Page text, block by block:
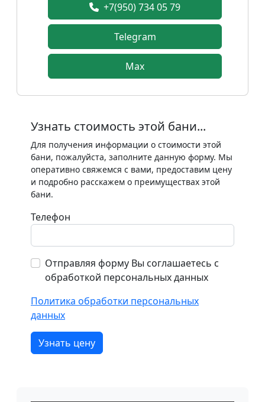
+7(950) 734 05 79
Telegram
Max
Узнать стоимость этой бани...
Для получения информации о стоимости этой
бани, пожалуйста, заполните данную форму. Мы
оперативно свяжемся с вами, предоставим цену
и подробно расскажем о преимуществах этой
бани.
Телефон
Отправляя форму Вы соглашаетесь с
обработкой персональных данных
Политика обработки персональных
данных
Узнать цену